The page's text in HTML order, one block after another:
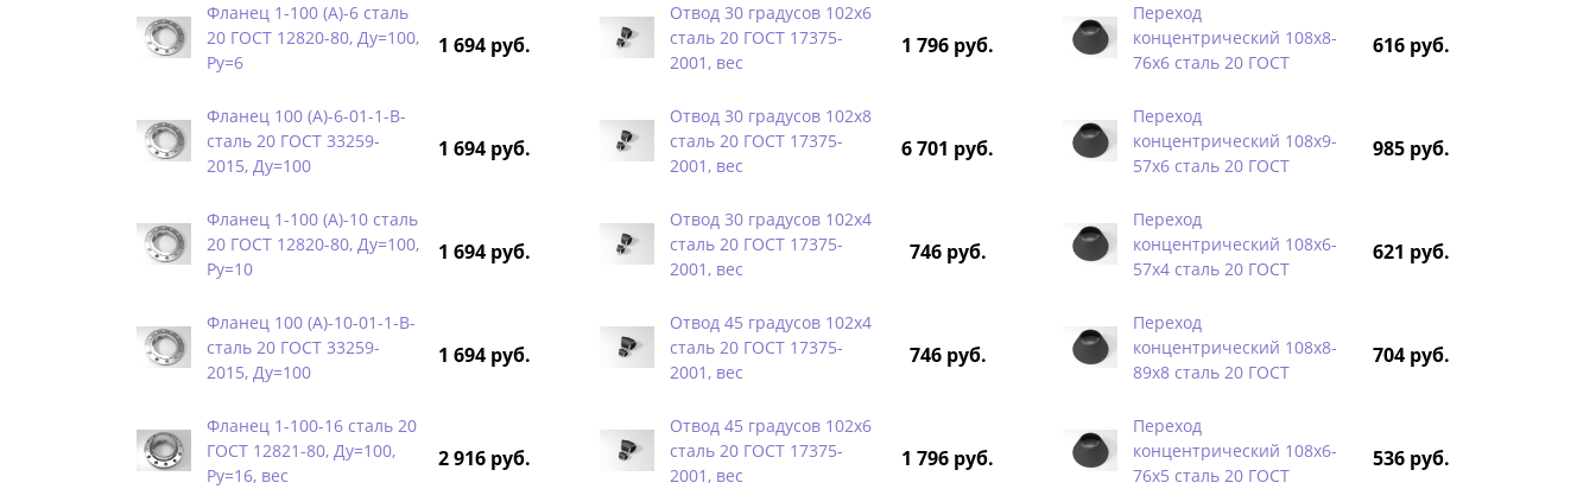
Фланец 1-100 (А)-6 сталь
20 ГОСТ 12820-80, Ду=100,
Ру=6
1 694 руб.
Фланец 100 (А)-6-01-1-B-
сталь 20 ГОСТ 33259-
2015, Ду=100
1 694 руб.
Фланец 1-100 (А)-10 сталь
20 ГОСТ 12820-80, Ду=100,
Ру=10
1 694 руб.
Фланец 100 (А)-10-01-1-B-
сталь 20 ГОСТ 33259-
2015, Ду=100
1 694 руб.
Фланец 1-100-16 сталь 20
ГОСТ 12821-80, Ду=100,
Ру=16, вес
2 916 руб.
Отвод 30 градусов 102х6
сталь 20 ГОСТ 17375-
2001, вес
1 796 руб.
Отвод 30 градусов 102х8
сталь 20 ГОСТ 17375-
2001, вес
6 701 руб.
Отвод 30 градусов 102х4
сталь 20 ГОСТ 17375-
2001, вес
746 руб.
Отвод 45 градусов 102х4
сталь 20 ГОСТ 17375-
2001, вес
746 руб.
Отвод 45 градусов 102х6
сталь 20 ГОСТ 17375-
2001, вес
1 796 руб.
Переход
концентрический 108х8-
76х6 сталь 20 ГОСТ
616 руб.
Переход
концентрический 108х9-
57х6 сталь 20 ГОСТ
985 руб.
Переход
концентрический 108х6-
57х4 сталь 20 ГОСТ
621 руб.
Переход
концентрический 108х8-
89х8 сталь 20 ГОСТ
704 руб.
Переход
концентрический 108х6-
76х5 сталь 20 ГОСТ
536 руб.